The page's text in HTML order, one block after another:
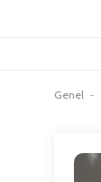
Genel -